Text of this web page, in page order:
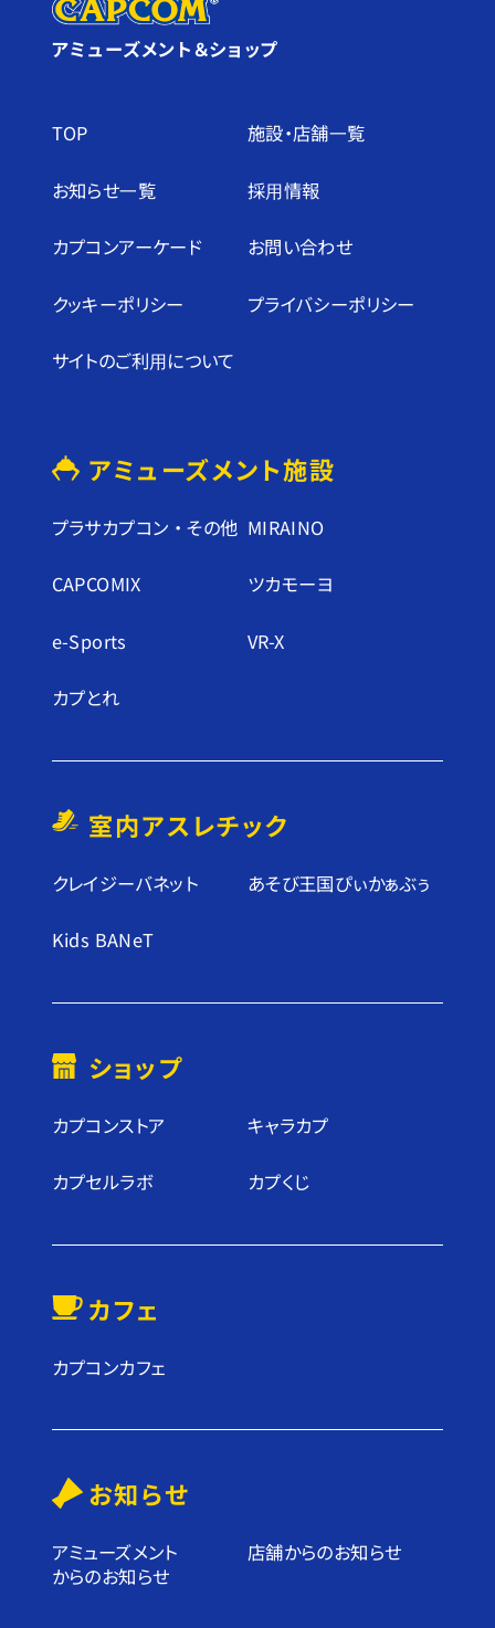
アミューズメント＆ショップ
TOP 施設・店舗⼀覧
お知らせ⼀覧 採⽤情報
カプコンアーケード お問い合わせ
クッキーポリシー プライバシーポリシー
サイトのご利⽤について
アミューズメント施設
プラサカプコン ・ その他 MIRAINO
CAPCOMIX ツカモーヨ
e-Sports VR-X
カプとれ
室内アスレチック
クレイジーバネット あそび王国ぴぃかぁぶぅ
Kids BANeT
ショップ
カプコンストア キャラカプ
カプセルラボ カプくじ
カフェ
カプコンカフェ
お知らせ
アミューズメント
からのお知らせ
店舗からのお知らせ